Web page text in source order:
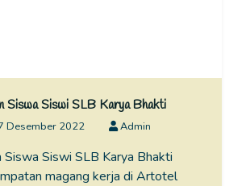
Siswa Siswi SLB Karya Bhakti
Desember 2022 Admin
Siswa Siswi SLB Karya Bhakti
magang kerja di Artotel